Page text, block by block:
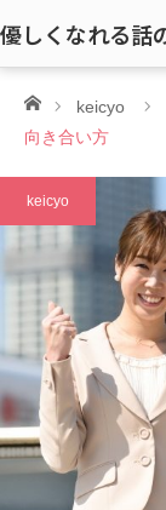
優しくなれる話
ホームkeicyo
向き合い方
keicyo